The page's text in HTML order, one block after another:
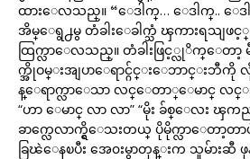
ထားေလသည္။ “ေဒါက္… ေဒါက္.. ေဒါ
အိမ္ေရွ႕မွ တံခါးေခါက္သံ ၾကားရသျဖ
ထြက္လာေလသည္။ တံခါးဖြင့္လုိက္ေတာ့ မီ
က္အိုဝမ္းအျပာေရာင္ဂ်င္းေဘာင္းဘီကို လိုက္ဖ
န္ေရာက္လာေသာ လင္ေတာ္ေမာင္ လ
“ဟာ ေမာင္ လာ လာ” “မိုး ခ်စ္ေလး ၾ
ခာက္လေလာက္ရွိေသးတယ္ ပိုမိုက္လာေတာ့တာပဲ
ခြၽဲေနၿပီး အေ၀းမွာတုန္းက သူမ်ားဆီ ဖု